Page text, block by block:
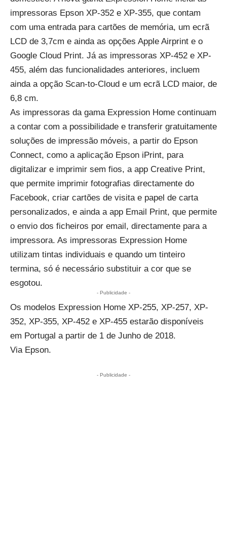
impressoras Epson XP-352 e XP-355, que contam
com uma entrada para cartões de memória, um ecrã
LCD de 3,7cm e ainda as opções Apple Airprint e o
Google Cloud Print. Já as impressoras XP-452 e XP-
455, além das funcionalidades anteriores, incluem
ainda a opção Scan-to-Cloud e um ecrã LCD maior, de
6,8 cm.
As impressoras da gama Expression Home continuam
a contar com a possibilidade e transferir gratuitamente
soluções de impressão móveis, a partir do Epson
Connect, como a aplicação Epson iPrint, para
digitalizar e imprimir sem fios, a app Creative Print,
que permite imprimir fotografias directamente do
Facebook, criar cartões de visita e papel de carta
personalizados, e ainda a app Email Print, que permite
o envio dos ficheiros por email, directamente para a
impressora. As impressoras Expression Home
utilizam tintas individuais e quando um tinteiro
termina, só é necessário substituir a cor que se
esgotou.
- Publicidade -
Os modelos Expression Home XP-255, XP-257, XP-
352, XP-355, XP-452 e XP-455 estarão disponíveis
em Portugal a partir de 1 de Junho de 2018.
Via Epson.
- Publicidade -